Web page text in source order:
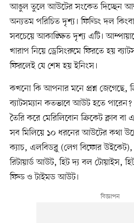
আঙুল তুলে আউটের সংকেত দিচ্ছেন
অন্যতম পরিচিত দৃশ্য। ফিল্ডিং দল
সবচেয়ে আকাঙ্ক্ষিত দৃশ্য এটি।
খারাপ নিয়ে ড্রেসিংরুমে ফিরতে হয়
ফিরলেই যে শেষ হয় ইনিংস।
কখনো কি আপনার মনে প্রশ্ন জেগেছে,
ব্যাটসম্যান কতভাবে আউট হতে
তৈরি করে মেরিলিবোন ক্রিকেট ক্লাব বা
সব মিলিয়ে ১০ ধরনের আউটের কথা
ক্যাচ, এলবিডব্লু (লেগ বিফোর
রিটায়ার্ড আউট, হিট দ্য বল টোয়াইস,
ফিল্ড ও টাইমড আউট।